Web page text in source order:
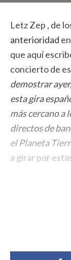
Letz Zep , de
anterioridad
que aquí
concierto de
demostrar
esta gira
más cercano a
directos de
el Planeta
a girar por